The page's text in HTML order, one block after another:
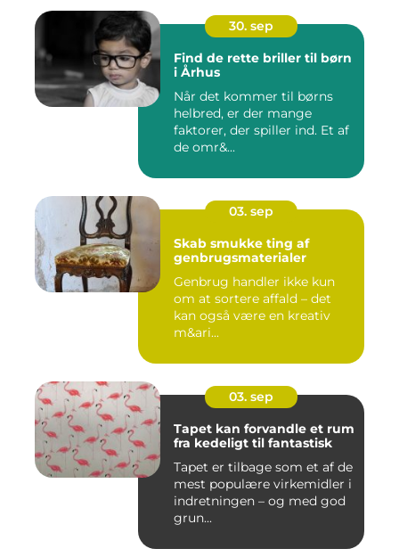
30. sep
Find de rette briller til børn
i Århus
Når det kommer til børns
helbred, er der mange
faktorer, der spiller ind. Et af
de omr&...
03. sep
Skab smukke ting af
genbrugsmaterialer
Genbrug handler ikke kun
om at sortere affald – det
kan også være en kreativ
m&ari...
03. sep
Tapet kan forvandle et rum
fra kedeligt til fantastisk
Tapet er tilbage som et af de
mest populære virkemidler i
indretningen – og med god
grun...